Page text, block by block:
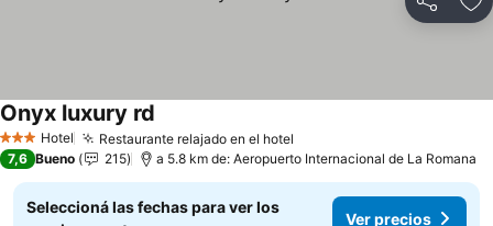
Compartir
3 Estrellas
Hotel Restaurante relajado en el hotel
Onyx luxury rd
7,6 Bueno 215 a 5.8 km de: Aeropuerto Internacional de La Romana
Seleccioná las fechas para ver los
Ver precios